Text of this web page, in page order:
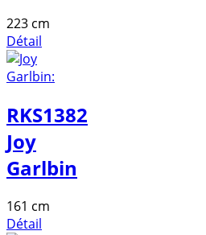
223 cm
Détail
RKS1382
Joy
Garlbin
161 cm
Détail